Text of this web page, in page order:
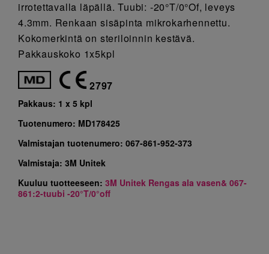
irrotettavalla läpällä. Tuubi: -20°T/0°Of, leveys
4.3mm. Renkaan sisäpinta mikrokarhennettu.
Kokomerkintä on steriloinnin kestävä.
Pakkauskoko 1x5kpl
2797
Pakkaus: 1 x 5 kpl
Tuotenumero: MD178425
Valmistajan tuotenumero: 067-861-952-373
Valmistaja: 3M Unitek
Kuuluu tuotteeseen: 3M Unitek Rengas ala vasen& 067-
861:2-tuubi -20°T/0°off